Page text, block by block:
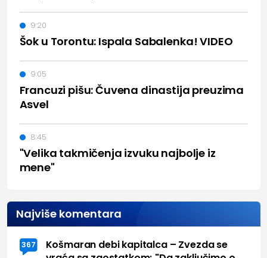
Šok u Torontu: Ispala Sabalenka! VIDEO
9:20
Francuzi pišu: Čuvena dinastija preuzima
Asvel
9:05
"Velika takmičenja izvuku najbolje iz
mene"
8:45
Najviše komentara
367
Košmaran debi kapitalca – Zvezda se